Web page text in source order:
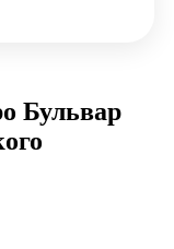
Бульвар